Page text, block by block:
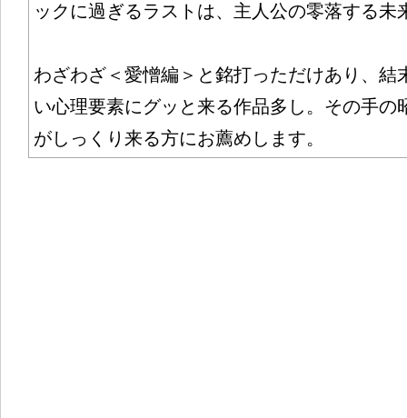
ックに過ぎるラストは、主人公の零落する未
わざわざ＜愛憎編＞と銘打っただけあり、結
い心理要素にグッと来る作品多し。その手の
がしっくり来る方にお薦めします。